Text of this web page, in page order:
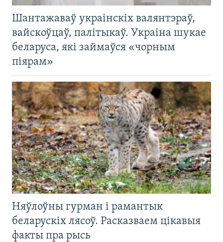
Шантажаваў украінскіх валянтэраў,
вайскоўцаў, палітыкаў. Украіна шукае
беларуса, які займаўся «чорным
піярам»
Няўлоўны гурман і рамантык
беларускіх лясоў. Расказваем цікавыя
факты пра рысь